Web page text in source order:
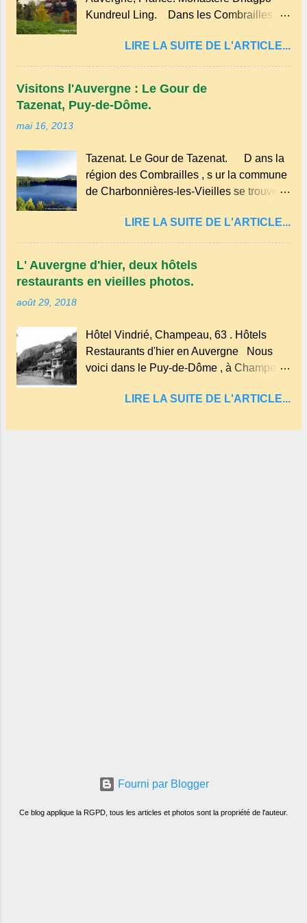
réalisée avec des ingrédients simples
comme la farine, les œufs, le lait et une
y ajouter du sucre et des fruits comme des
pommes ou des myrtilles. Son nom
pourrait être dérivé du terme occitan
pascada , qui signifie...
Kundreul Ling. Dans les Combrailles ,
trouve un site Bouddhiste, composé de
deux ermitages monastiques, dont le
dit "le Bost" sur la commune de Biollet ,
un des plus importants centres d'Europe.
dresse dans les nuages et brille au
moindre rayon de soleil, attirant le regard.
Bien entouré de verdure, d'un étang,
d'art sacré, d'un jardin des souvenirs tout
cela dans un grand parc arboré.
LIRE LA SUITE DE L'ARTICLE...
Visitons l'Auvergne : Le Gour de
Tazenat, Puy-de-Dôme.
mai 16, 2013
Tazenat. Le Gour de Tazenat. D ans la
région des Combrailles , s ur la commune
de Charbonnières-les-Vieilles se trouve le
(cratère d'explosion) rempli d’eau, appelé
: le Lac de Tazenat ou Tazanat, il est le
premier et le plus au nord de la Chaîne
des Puys qui en compte près de soixante.
En Auvergne on dit : un " Gour " c 'est
Longtemps considéré comme "sans fond"
et en forme d'entonnoir entraînant vers les
entrailles de la terre, les malheureux qui
LIRE LA SUITE DE L'ARTICLE...
L' Auvergne d'hier, deux hôtels
restaurants en vieilles photos.
août 29, 2018
Hôtel Vindrié, Champeau, 63 . Hôtels
Restaurants d'hier en Auvergne Nous
voici dans le Puy-de-Dôme , à Champeau
commune de Servant . L'Hôtel-Restaurant
fritures, ses truites, son jambon de pays et
LIRE LA SUITE DE L'ARTICLE...
Fourni par Blogger
Ce blog applique la RGPD, tous les articles et photos sont la propriété de l'auteur.